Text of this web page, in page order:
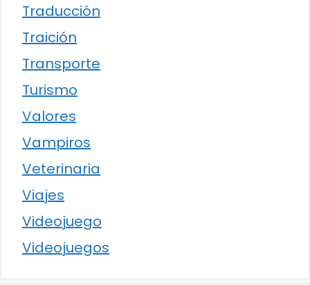
Traducción
Traición
Transporte
Turismo
Valores
Vampiros
Veterinaria
Viajes
Videojuego
Videojuegos